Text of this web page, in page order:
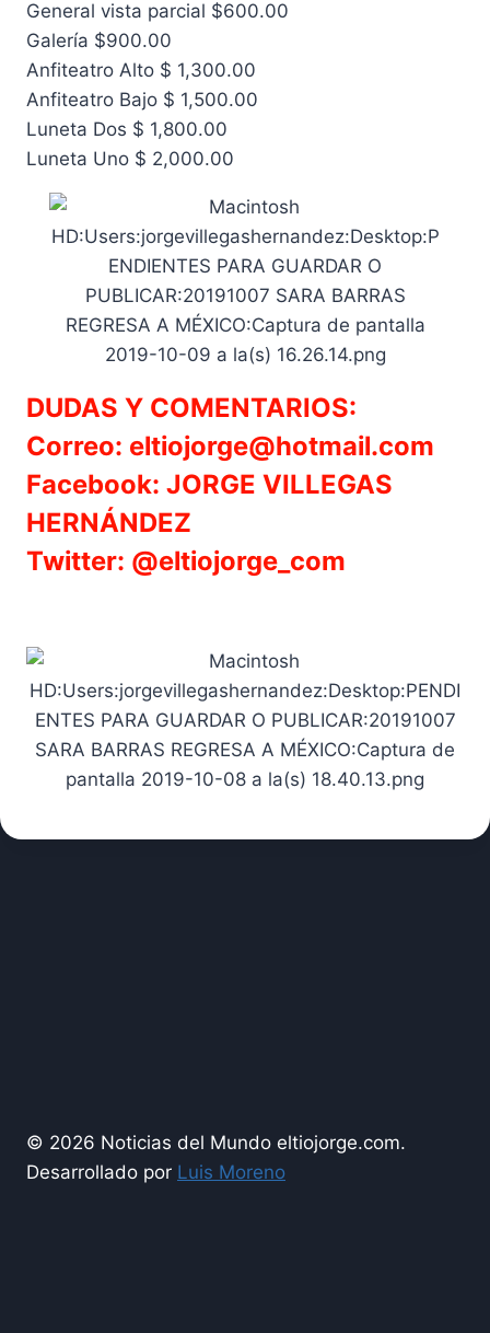
General vista parcial $600.00
Galería $900.00
Anfiteatro Alto $ 1,300.00
Anfiteatro Bajo $ 1,500.00
Luneta Dos $ 1,800.00
Luneta Uno $ 2,000.00
DUDAS Y COMENTARIOS:
Correo: eltiojorge@hotmail.com
Facebook: JORGE VILLEGAS
HERNÁNDEZ
Twitter: @eltiojorge_com
© 2026 Noticias del Mundo eltiojorge.com.
Desarrollado por Luis Moreno